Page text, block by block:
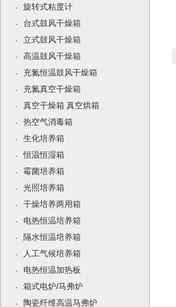
·
旋转式粘度计
·
台式鼓风干燥箱
·
立式鼓风干燥箱
·
高温鼓风干燥箱
·
充氮恒温鼓风干燥箱
·
充氮真空干燥箱
·
真空干燥箱 真空烘箱
·
热空气消毒箱
·
生化培养箱
·
恒温恒湿箱
·
霉菌培养箱
·
光照培养箱
·
干燥培养两用箱
·
电热恒温培养箱
·
隔水恒温培养箱
·
人工气候培养箱
·
电热恒温加热板
·
箱式电炉/马弗炉
·
陶瓷纤维高温马弗炉